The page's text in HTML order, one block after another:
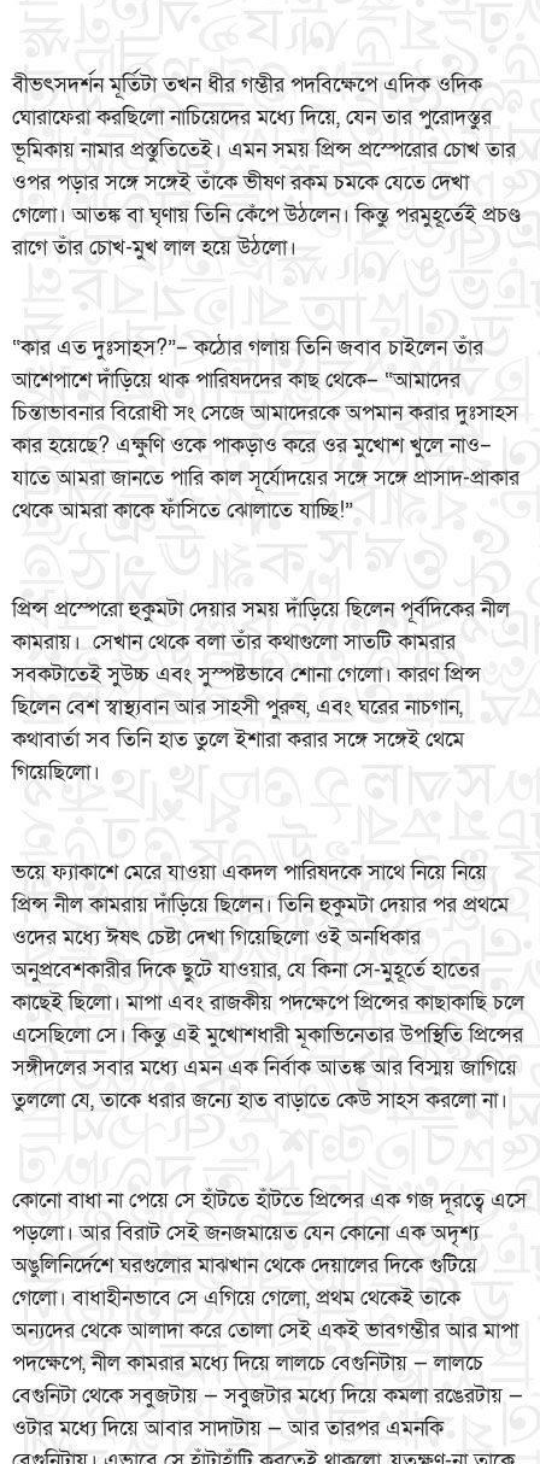
বীভৎসদর্শন মূর্তিটা তখন ধীর গম্ভীর পদবিক্ষেপে এদিক ওদিক
ঘোরাফেরা করছিলো নাচিয়েদের মধ্যে দিয়ে, যেন তার পুরোদস্তুর
ভূমিকায় নামার প্রস্তুতিতেই। এমন সময় প্রিন্স প্রস্পেরোর চোখ তার
ওপর পড়ার সঙ্গে সঙ্গেই তাঁকে ভীষণ রকম চমকে যেতে দেখা
গেলো। আতঙ্ক বা ঘৃণায় তিনি কেঁপে উঠলেন। কিন্তু পরমুহূর্তেই প্রচণ্ড
রাগে তাঁর চোখ-মুখ লাল হয়ে উঠলো।
“কার এত দুঃসাহস?”– কঠোর গলায় তিনি জবাব চাইলেন তাঁর
আশেপাশে দাঁড়িয়ে থাক পারিষদদের কাছ থেকে– “আমাদের
চিন্তাভাবনার বিরোধী সং সেজে আমাদেরকে অপমান করার দুঃসাহস
কার হয়েছে? এক্ষুণি ওকে পাকড়াও করে ওর মুখোশ খুলে নাও–
যাতে আমরা জানতে পারি কাল সূর্যোদয়ের সঙ্গে সঙ্গে প্রাসাদ-প্রাকার
থেকে আমরা কাকে ফাঁসিতে ঝোলাতে যাচ্ছি!”
প্রিন্স প্রস্পেরো হুকুমটা দেয়ার সময় দাঁড়িয়ে ছিলেন পূর্বদিকের নীল
কামরায়। সেখান থেকে বলা তাঁর কথাগুলো সাতটি কামরার
সবকটাতেই সুউচ্চ এবং সুস্পষ্টভাবে শোনা গেলো। কারণ প্রিন্স
ছিলেন বেশ স্বাস্থ্যবান আর সাহসী পুরুষ, এবং ঘরের নাচগান,
কথাবার্তা সব তিনি হাত তুলে ইশারা করার সঙ্গে সঙ্গেই থেমে
গিয়েছিলো।
ভয়ে ফ্যাকাশে মেরে যাওয়া একদল পারিষদকে সাথে নিয়ে নিয়ে
প্রিন্স নীল কামরায় দাঁড়িয়ে ছিলেন। তিনি হুকুমটা দেয়ার পর প্রথমে
ওদের মধ্যে ঈষৎ চেষ্টা দেখা গিয়েছিলো ওই অনধিকার
অনুপ্রবেশকারীর দিকে ছুটে যাওয়ার, যে কিনা সে-মুহূর্তে হাতের
কাছেই ছিলো। মাপা এবং রাজকীয় পদক্ষেপে প্রিন্সের কাছাকাছি চলে
এসেছিলো সে। কিন্তু এই মুখোশধারী মূকাভিনেতার উপস্থিতি প্রিন্সের
সঙ্গীদলের সবার মধ্যে এমন এক নির্বাক আতঙ্ক আর বিস্ময় জাগিয়ে
তুললো যে, তাকে ধরার জন্যে হাত বাড়াতে কেউ সাহস করলো না।
কোনো বাধা না পেয়ে সে হাঁটতে হাঁটতে প্রিন্সের এক গজ দূরত্বে এসে
পড়লো। আর বিরাট সেই জনজমায়েত যেন কোনো এক অদৃশ্য
অঙুলিনির্দেশে ঘরগুলোর মাঝখান থেকে দেয়ালের দিকে গুটিয়ে
গেলো। বাধাহীনভাবে সে এগিয়ে গেলো, প্রথম থেকেই তাকে
অন্যদের থেকে আলাদা করে তোলা সেই একই ভাবগম্ভীর আর মাপা
পদক্ষেপে, নীল কামরার মধ্যে দিয়ে লালচে বেগুনিটায় — লালচে
বেগুনিটা থেকে সবুজটায় — সবুজটার মধ্যে দিয়ে কমলা রঙেরটায় —
ওটার মধ্যে দিয়ে আবার সাদাটায় — আর তারপর এমনকি